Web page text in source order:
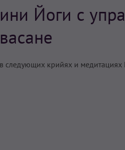
Йоги с
в следующих крийях и